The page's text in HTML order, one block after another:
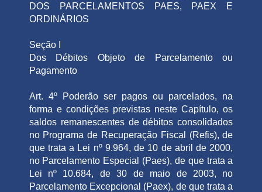
DOS PARCELAMENTOS PAES, PAEX E
ORDINÁRIOS
Seção I
Dos Débitos Objeto de Parcelamento ou
Pagamento
Art. 4º Poderão ser pagos ou parcelados, na
forma e condições previstas neste Capítulo, os
saldos remanescentes de débitos consolidados
no Programa de Recuperação Fiscal (Refis), de
que trata a Lei nº 9.964, de 10 de abril de 2000,
no Parcelamento Especial (Paes), de que trata a
Lei nº 10.684, de 30 de maio de 2003, no
Parcelamento Excepcional (Paex), de que trata a